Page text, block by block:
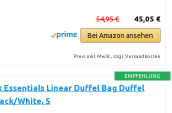
45,05 €
54,95 €
Bei Amazon ansehen
Preis inkl. MwSt., zzgl. Versandkosten
EMPFEHLUNG
Essentials Linear Duffel Bag Duffel
White, S